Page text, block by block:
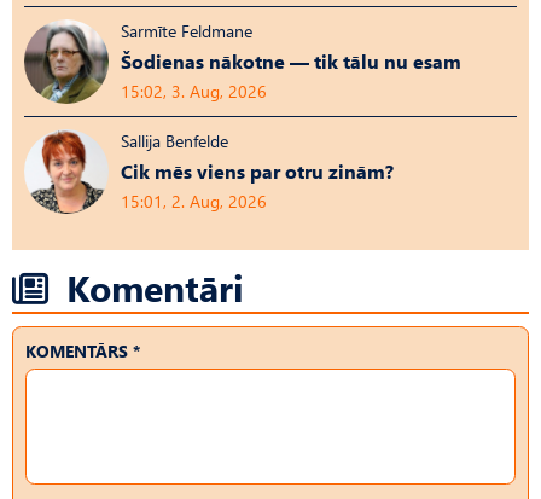
Sarmīte Feldmane
Šodienas nākotne — tik tālu nu esam
15:02, 3. Aug, 2026
Sallija Benfelde
Cik mēs viens par otru zinām?
15:01, 2. Aug, 2026
Komentāri
KOMENTĀRS *